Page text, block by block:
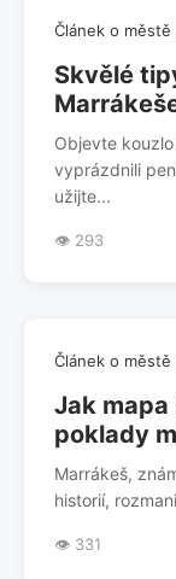
Článek o městě
Skvělé
Objevte
vyprázdnili
užijte...
👁️ 293
Článek o městě
Jak
poklady
Marrákeš,
historií,
👁️ 331